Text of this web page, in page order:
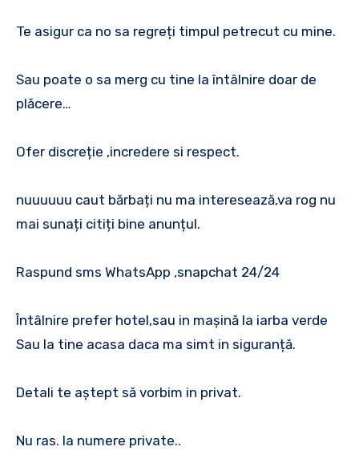
Te asigur ca no sa regreți timpul petrecut cu mine.
Sau poate o sa merg cu tine la întâlnire doar de
plăcere…
Ofer discreție ,incredere si respect.
nuuuuuu caut bărbați nu ma interesează,va rog nu
mai sunați citiți bine anunțul.
Raspund sms WhatsApp ,snapchat 24/24
Întâlnire prefer hotel,sau in mașină la iarba verde
Sau la tine acasa daca ma simt in siguranță.
Detali te aștept să vorbim in privat.
Nu ras. la numere private..